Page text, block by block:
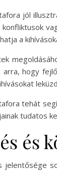
jól
a
hogy
tehát
tudatos
és
jelentősége